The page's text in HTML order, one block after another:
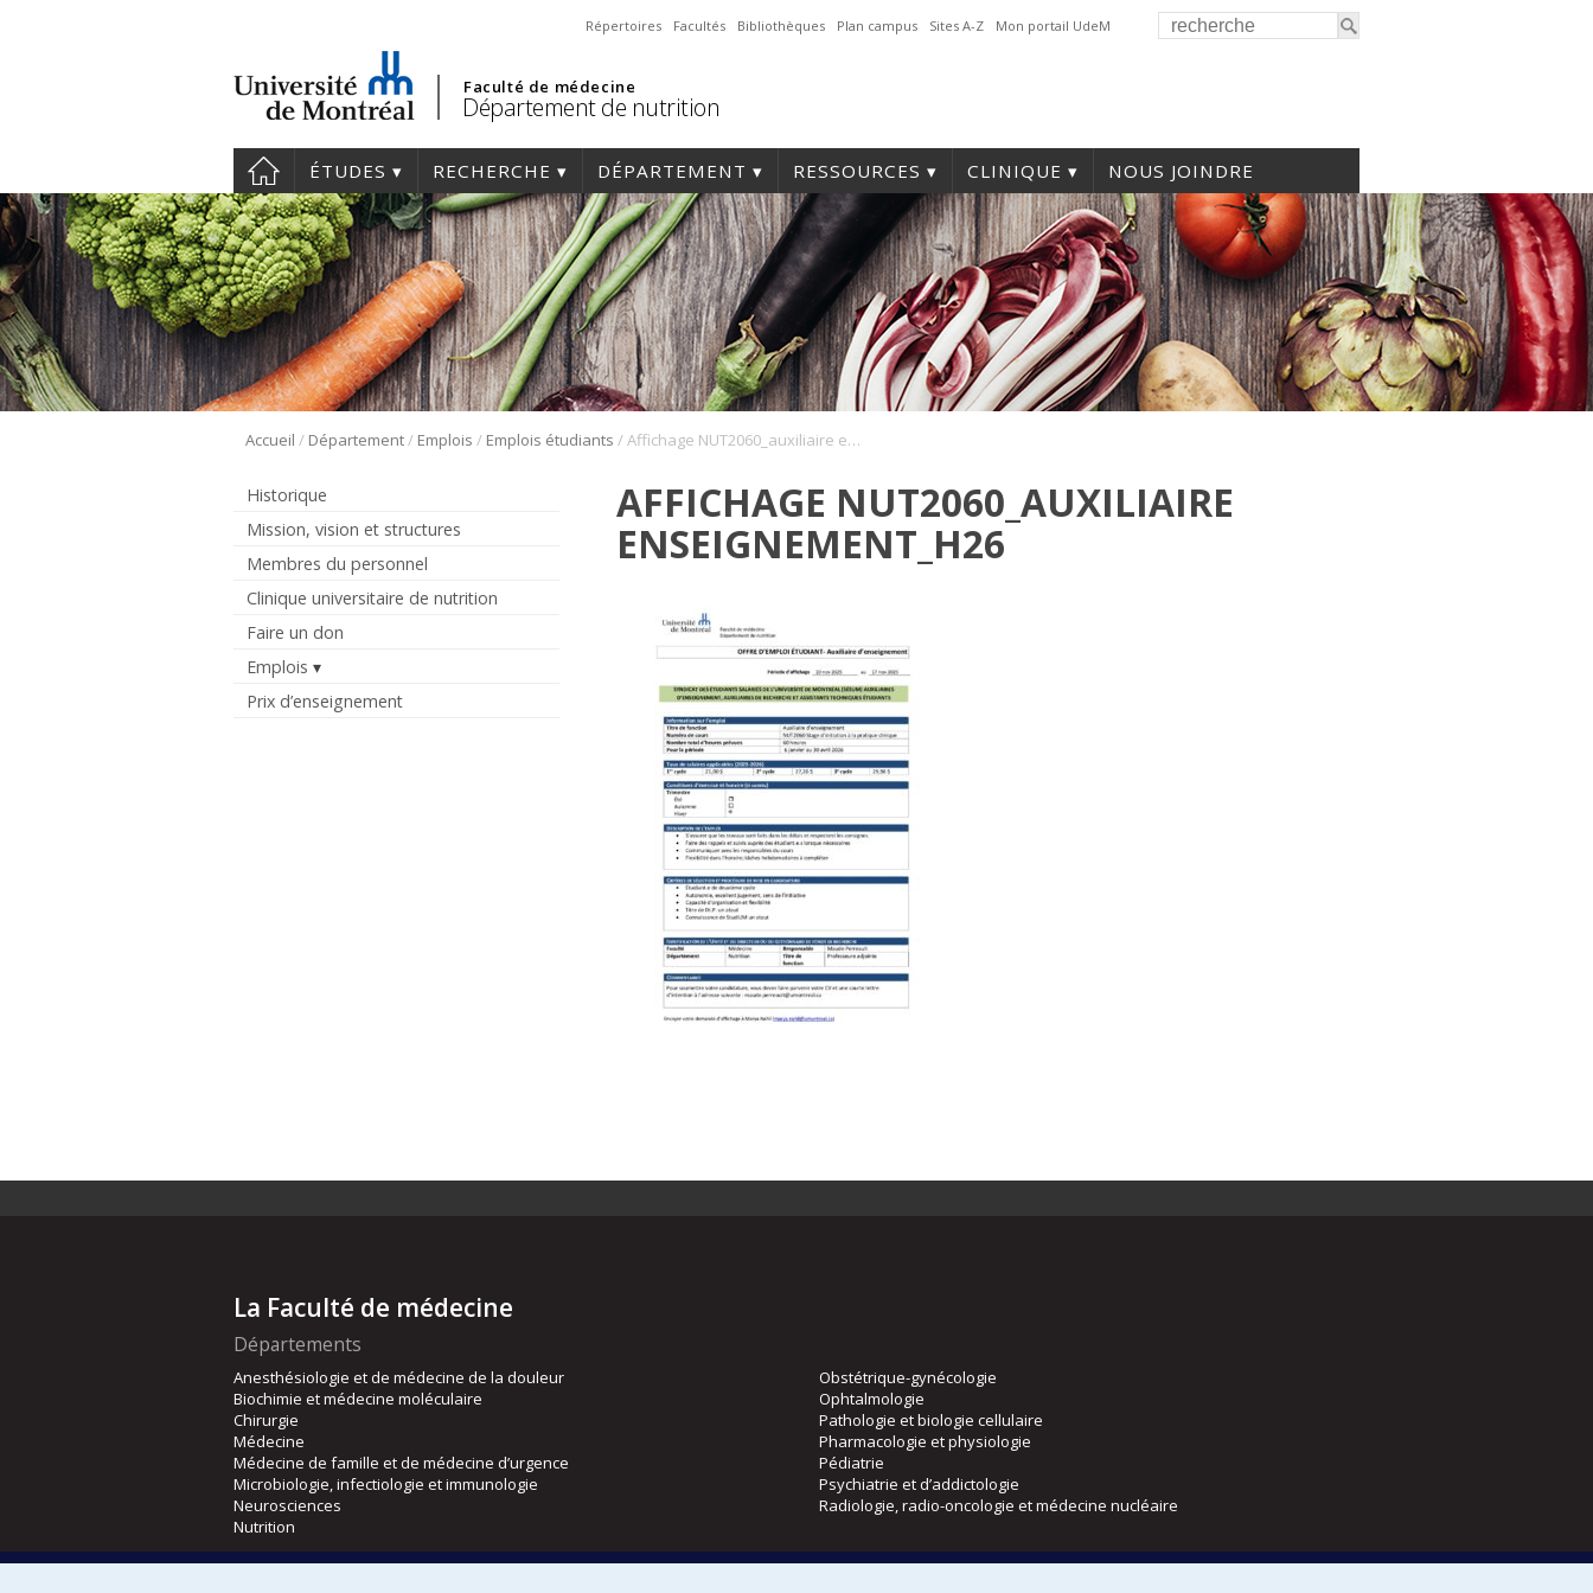
Répertoires Facultés Bibliothèques Plan campus Sites A-Z Mon portail UdeM
Faculté de médecine
Département de nutrition
ÉTUDES RECHERCHE DÉPARTEMENT RESSOURCES CLINIQUE NOUS JOINDRE
Accueil / Département/ Emplois / Emplois étudiants / Affichage NUT2060_auxiliaire enseignement_H26
Historique
Mission, vision et structures
Membres du personnel
Clinique universitaire de nutrition
Faire un don
Emplois
Prix d’enseignement
AFFICHAGE NUT2060_AUXILIAIRE
ENSEIGNEMENT_H26
La Faculté de médecine
Départements
Anesthésiologie et de médecine de la douleur
Biochimie et médecine moléculaire
Chirurgie
Médecine
Médecine de famille et de médecine d’urgence
Microbiologie, infectiologie et immunologie
Neurosciences
Nutrition
Obstétrique-gynécologie
Ophtalmologie
Pathologie et biologie cellulaire
Pharmacologie et physiologie
Pédiatrie
Psychiatrie et d’addictologie
Radiologie, radio-oncologie et médecine nucléaire